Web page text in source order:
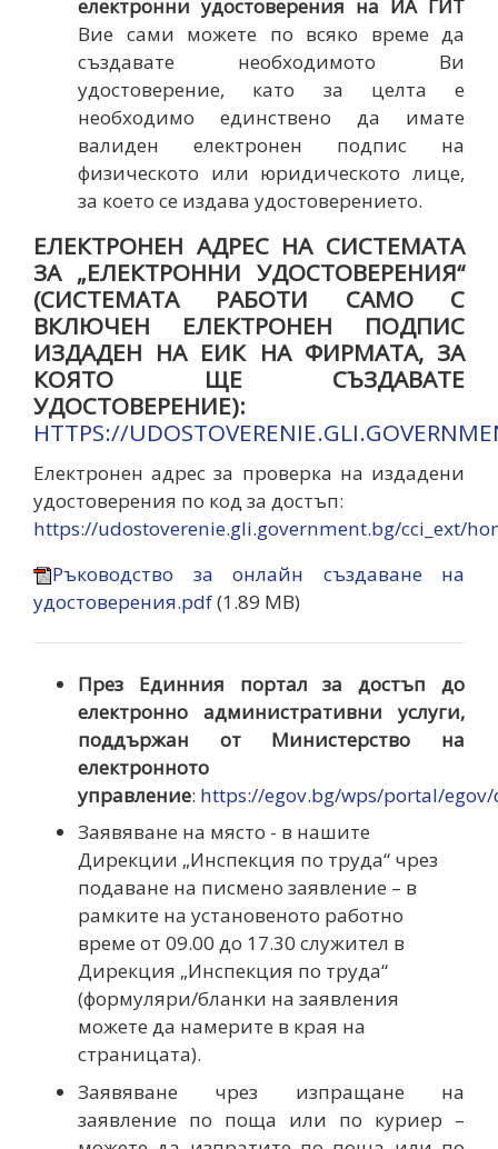
електронни удостоверения на ИА ГИТ
Вие сами можете по всяко време да
създавате необходимото Ви
удостоверение, като за целта е
необходимо единствено да имате
валиден електронен подпис на
физическото или юридическото лице,
за което се издава удостоверението.
ЕЛЕКТРОНЕН АДРЕС НА СИСТЕМАТА
ЗА „ЕЛЕКТРОННИ УДОСТОВЕРЕНИЯ“
(СИСТЕМАТА РАБОТИ САМО С
ВКЛЮЧЕН ЕЛЕКТРОНЕН ПОДПИС
ИЗДАДЕН НА ЕИК НА ФИРМАТА, ЗА
КОЯТО ЩЕ СЪЗДАВАТЕ
УДОСТОВЕРЕНИЕ):
HTTPS://
Електронен адрес за проверка на издадени
удостоверения по код за достъп:
https://udostoverenie.gli.government.bg/cci_ext/
Ръководство за онлайн създаване на
удостоверения.pdf(1.89 MB)
През Единния портал за достъп до
електронно административни услуги,
поддържан от Министерство на
електронното
управление: https://egov.bg/wps/portal/
Заявяване на място - в нашите
Дирекции „Инспекция по труда“ чрез
подаване на писмено заявление – в
рамките на установеното работно
време от 09.00 до 17.30 служител в
Дирекция „Инспекция по труда“
(формуляри/бланки на заявления
можете да намерите в края на
страницата).
Заявяване чрез изпращане на
заявление по поща или по куриер –